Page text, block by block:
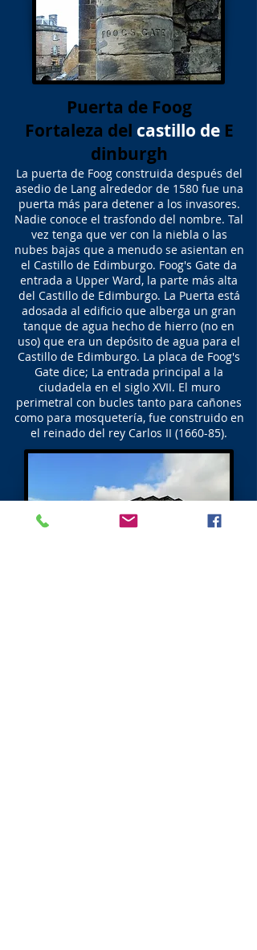
Puerta de Foog
Fortaleza del castillo de E
dinburgh
La puerta de Foog construida después del
asedio de Lang alrededor de 1580 fue una
puerta más para detener a los invasores.
Nadie conoce el trasfondo del nombre. Tal
vez tenga que ver con la niebla o las
nubes bajas que a menudo se asientan en
el Castillo de Edimburgo. Foog's Gate da
entrada a Upper Ward, la parte más alta
del Castillo de Edimburgo. La Puerta está
adosada al edificio que alberga un gran
tanque de agua hecho de hierro (no en
uso) que era un depósito de agua para el
Castillo de Edimburgo. La placa de Foog's
Gate dice; La entrada principal a la
ciudadela en el siglo XVII. El muro
perimetral con bucles tanto para cañones
como para mosquetería, fue construido en
el reinado del rey Carlos II (1660-85).